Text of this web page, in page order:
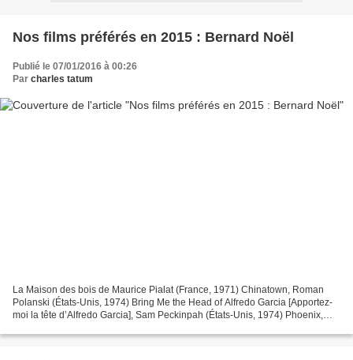
Nos films préférés en 2015 : Bernard Noël
Publié le 07/01/2016 à 00:26
Par charles tatum
La Maison des bois de Maurice Pialat (France, 1971) Chinatown, Roman
Polanski (États-Unis, 1974) Bring Me the Head of Alfredo Garcia [Apportez-
moi la tête d’Alfredo Garcia], Sam Peckinpah (États-Unis, 1974) Phoenix,